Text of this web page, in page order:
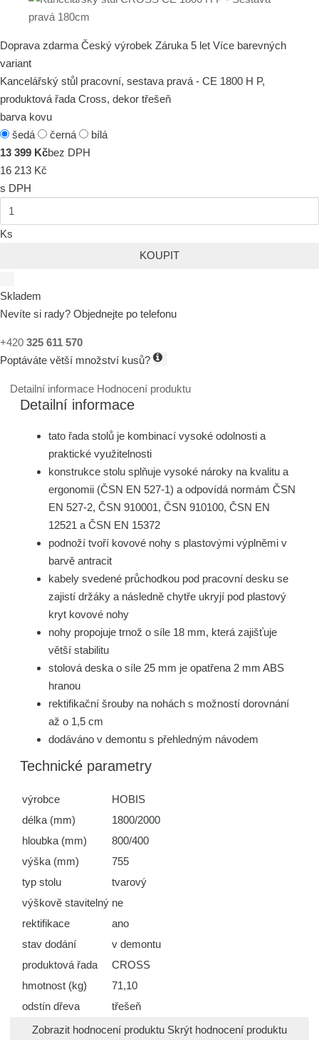
Doprava zdarma Český výrobek Záruka 5 let Více barevných
variant
Kancelářský stůl pracovní, sestava pravá - CE 1800 H P,
produktová řada Cross, dekor třešeň
barva kovu
šedá
černá
bílá
13 399 Kčbez DPH
16 213 Kč
s DPH
Ks
KOUPIT
Skladem
Nevíte si rady? Objednejte po telefonu
+420 325 611 570
Poptáváte větší množství kusů?
Detailní informace Hodnocení produktu
Detailní informace
tato řada stolů je kombinací vysoké odolnosti a
praktické využitelnosti
konstrukce stolu splňuje vysoké nároky na kvalitu a
ergonomii (ČSN EN 527-1) a odpovídá normám ČSN
EN 527-2, ČSN 910001, ČSN 910100, ČSN EN
12521 a ČSN EN 15372
podnoží tvoří kovové nohy s plastovými výplněmi v
barvě antracit
kabely svedené průchodkou pod pracovní desku se
zajistí držáky a následně chytře ukryjí pod plastový
kryt kovové nohy
nohy propojuje trnož o síle 18 mm, která zajišťuje
větší stabilitu
stolová deska o síle 25 mm je opatřena 2 mm ABS
hranou
rektifikační šrouby na nohách s možností dorovnání
až o 1,5 cm
dodáváno v demontu s přehledným návodem
Technické parametry
výrobce
HOBIS
délka (mm)
1800/2000
hloubka (mm)
800/400
výška (mm)
755
typ stolu
tvarový
výškově stavitelný ne
rektifikace
ano
stav dodání
v demontu
produktová řada
CROSS
hmotnost (kg)
71,10
odstín dřeva
třešeň
Zobrazit hodnocení produktu Skrýt hodnocení produktu